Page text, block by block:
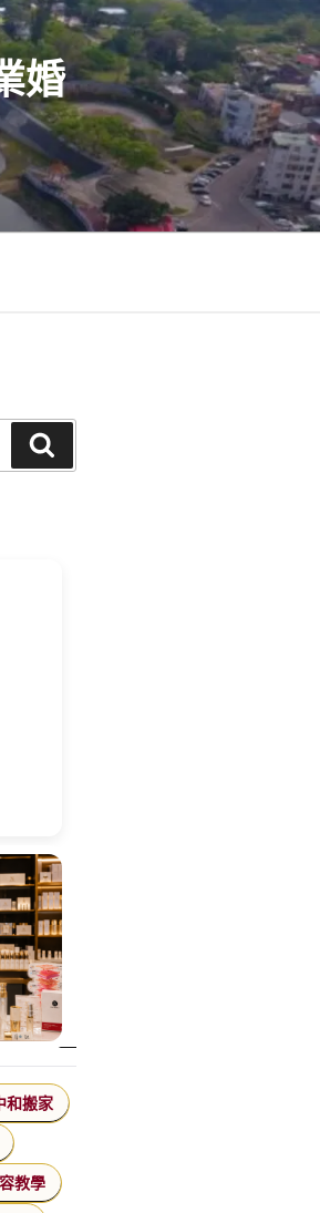
婚
尋
和搬家
教學